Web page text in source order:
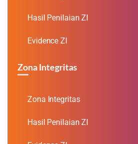
Hasil Penilaian ZI
Evidence ZI
Zona Integritas
Zona Integritas
Hasil Penilaian ZI